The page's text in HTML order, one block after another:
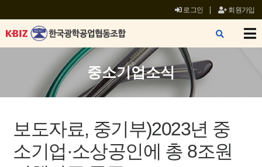
로그인 | 회원가입
중소기업소식
보도자료, 중기부)2023년 중
소기업·소상공인에 총 8조원